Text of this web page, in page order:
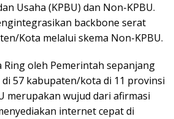
Usaha (KPBU) dan Non-KPBU.
backbone serat
Kota melalui skema Non-KPBU.
Ring oleh Pemerintah sepanjang
di 57 kabupaten/kota di 11 provinsi
merupakan wujud dari afirmasi
internet cepat di